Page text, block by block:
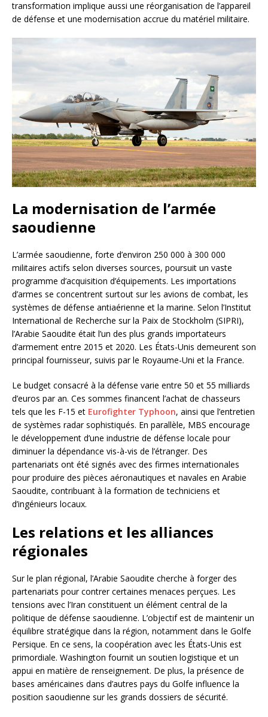
transformation implique aussi une réorganisation de l’appareil
de défense et une modernisation accrue du matériel militaire.
La modernisation de l’armée
saoudienne
L’armée saoudienne, forte d’environ 250 000 à 300 000
militaires actifs selon diverses sources, poursuit un vaste
programme d’acquisition d’équipements. Les importations
d’armes se concentrent surtout sur les avions de combat, les
systèmes de défense antiaérienne et la marine. Selon l’Institut
International de Recherche sur la Paix de Stockholm (SIPRI),
l’Arabie Saoudite était l’un des plus grands importateurs
d’armement entre 2015 et 2020. Les États-Unis demeurent son
principal fournisseur, suivis par le Royaume-Uni et la France.
Le budget consacré à la défense varie entre 50 et 55 milliards
d’euros par an. Ces sommes financent l’achat de chasseurs
tels que les F-15 et Eurofighter Typhoon, ainsi que l’entretien
de systèmes radar sophistiqués. En parallèle, MBS encourage
le développement d’une industrie de défense locale pour
diminuer la dépendance vis-à-vis de l’étranger. Des
partenariats ont été signés avec des firmes internationales
pour produire des pièces aéronautiques et navales en Arabie
Saoudite, contribuant à la formation de techniciens et
d’ingénieurs locaux.
Les relations et les alliances
régionales
Sur le plan régional, l’Arabie Saoudite cherche à forger des
partenariats pour contrer certaines menaces perçues. Les
tensions avec l’Iran constituent un élément central de la
politique de défense saoudienne. L’objectif est de maintenir un
équilibre stratégique dans la région, notamment dans le Golfe
Persique. En ce sens, la coopération avec les États-Unis est
primordiale. Washington fournit un soutien logistique et un
appui en matière de renseignement. De plus, la présence de
bases américaines dans d’autres pays du Golfe influence la
position saoudienne sur les grands dossiers de sécurité.